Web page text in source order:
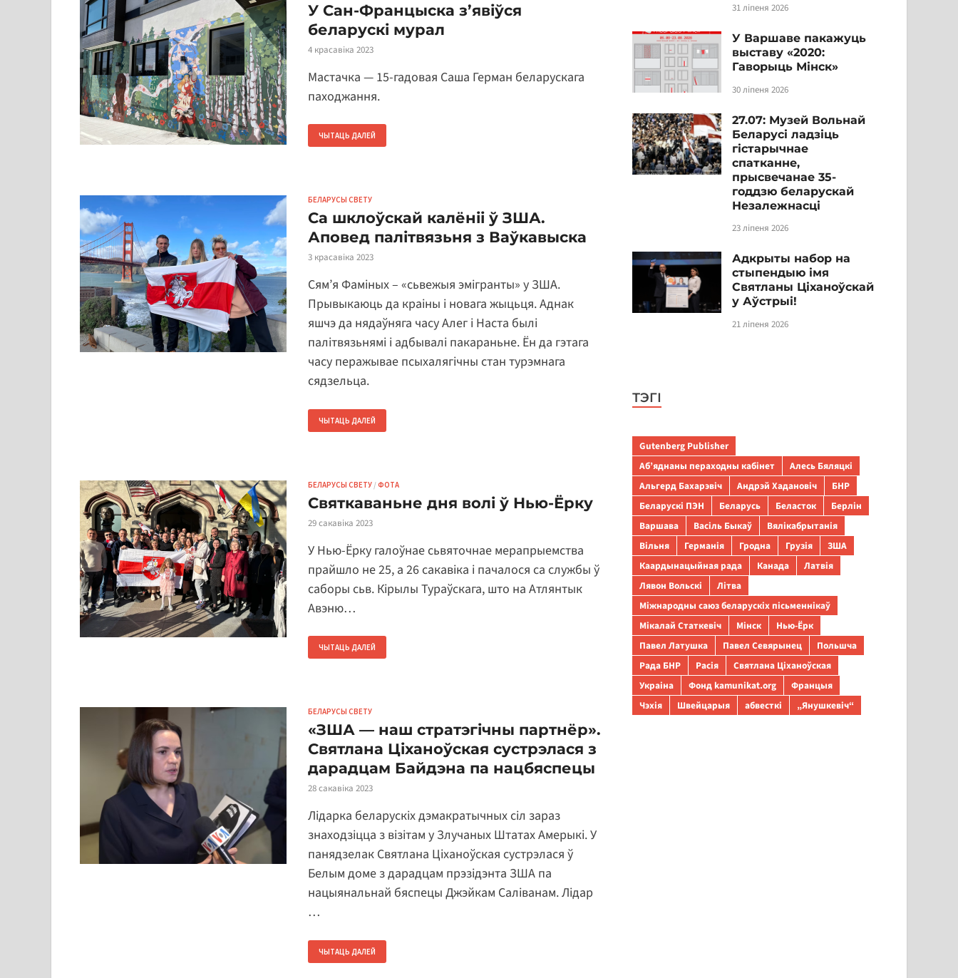
У Сан-Францыска з’явіўся
беларускі мурал
4 красавіка 2023
Мастачка — 15-гадовая Саша Герман беларускага
паходжання.
ЧЫТАЦЬ ДАЛЕЙ
БЕЛАРУСЫ СВЕТУ
Cа шклоўскай калёніі ў ЗША.
Аповед палітвязьня з Ваўкавыска
3 красавіка 2023
Сям’я Фаміных – «сьвежыя эмігранты» у ЗША.
Прывыкаюць да краіны і новага жыцьця. Аднак
яшчэ да нядаўняга часу Алег і Наста былі
палітвязьнямі і адбывалі пакараньне. Ён да гэтага
часу перажывае псыхалягічны стан турэмнага
сядзельца.
ЧЫТАЦЬ ДАЛЕЙ
БЕЛАРУСЫ СВЕТУ /ФОТА
Святкаваньне дня волі ў Нью-Ёрку
29 сакавіка 2023
У Нью-Ёрку галоўнае сьвяточнае мерапрыемства
прайшло не 25, а 26 сакавіка і пачалося са службы ў
саборы сьв. Кірылы Тураўскага, што на Атлянтык
Авэню…
ЧЫТАЦЬ ДАЛЕЙ
БЕЛАРУСЫ СВЕТУ
«ЗША — наш стратэгічны партнёр».
Святлана Ціханоўская сустрэлася з
дарадцам Байдэна па нацбяспецы
28 сакавіка 2023
Лідарка беларускіх дэмакратычных сіл зараз
знаходзіцца з візітам у Злучаных Штатах Амерыкі. У
панядзелак Святлана Ціханоўская сустрэлася ў
Белым доме з дарадцам прэзідэнта ЗША па
нацыянальнай бяспецы Джэйкам Саліванам. Лідар
…
ЧЫТАЦЬ ДАЛЕЙ
31 ліпеня 2026
У Варшаве пакажуць
выставу «2020:
Гаворыць Мінск»
30 ліпеня 2026
27.07: Музей Вольнай
Беларусі ладзіць
гістарычнае
спатканне,
прысвечанае 35-
годдзю беларускай
Незалежнасці
23 ліпеня 2026
Адкрыты набор на
стыпендыю імя
Святланы Ціханоўскай
у Аўстрыі!
21 ліпеня 2026
ТЭГІ
Gutenberg Publisher
Аб’яднаны пераходны кабінет
Алесь Бяляцкі
Альгерд Бахарэвіч
Андрэй Хадановіч
БНР
Беларускі ПЭН
Беларусь Беласток
Берлін
Варшава
Васіль Быкаў
Вялікабрытанія
Вільня
Германія Гродна Грузія
ЗША
Каардынацыйная рада
Канада
Латвія
Лявон Вольскі
Літва
Міжнародны саюз беларускіх пісьменнікаў
Мікалай Статкевіч
Мінск
Нью-Ёрк
Павел Латушка
Павел Севярынец
Польшча
Рада БНР
Расія
Святлана Ціханоўская
Украіна
Фонд kamunikat.org
Францыя
Чэхія
Швейцарыя абвесткі „Янушкевіч“